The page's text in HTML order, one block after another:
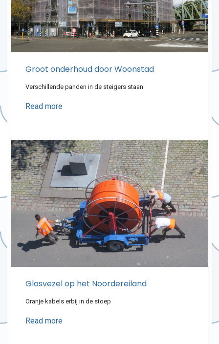
Groot onderhoud door Woonstad
Verschillende panden in de steigers staan
Read more
Glasvezel op het Noordereiland
Oranje kabels erbij in de stoep
Read more